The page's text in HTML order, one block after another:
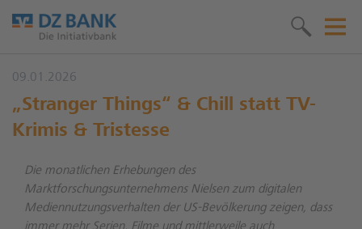
09.01.2026
„Stranger Things“ & Chill statt TV-
Krimis & Tristesse
Die monatlichen Erhebungen des
Marktforschungsunternehmens Nielsen zum digitalen
Mediennutzungsverhalten der US-Bevölkerung zeigen, dass